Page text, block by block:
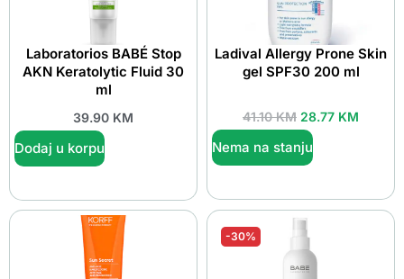
Laboratorios BABÉ Stop
AKN Keratolytic Fluid 30
ml
39.90 KM
Dodaj u korpu
Ladival Allergy Prone Skin
gel SPF30 200 ml
41.10KM 28.77 KM
Nema na stanju
-30%